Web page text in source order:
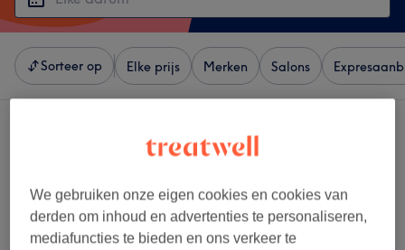
Sorteer op Elke prijs Merken Salons
We gebruiken onze eigen cookies en cookies van
derden om inhoud en advertenties te personaliseren,
mediafuncties te bieden en ons verkeer te